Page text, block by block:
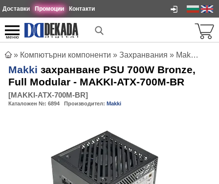
Доставки Промоции Контакти
меню
» Компютърни компоненти » Захранвания » Makki захранване PSU 700W Bronze, Full Modular - MAKKI-ATX-700M-BR
Makki захранване PSU 700W Bronze,
Full Modular - MAKKI-ATX-700M-BR
[MAKKI-ATX-700M-BR]
Каталожен №: 6894 Производител: Makki